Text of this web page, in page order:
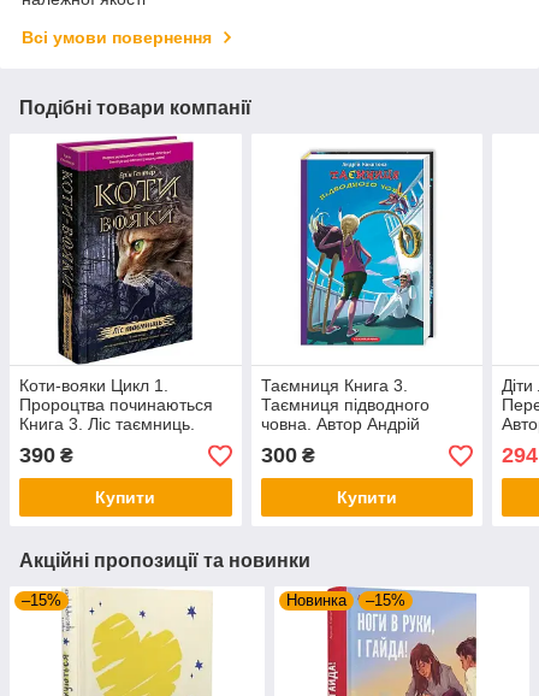
Всі умови повернення
Подібні товари компанії
Коти-вояки Цикл 1.
Пророцтва починаються
Книга 3. Ліс таємниць.
Автор Ерін Гантер
390 ₴
Купити
Таємниця Книга 3.
Таємниця підводного
човна. Автор Андрій
Кокотюха
300₴
Купити
Акційні пропозиції та новинки
–15% Новинка –15%